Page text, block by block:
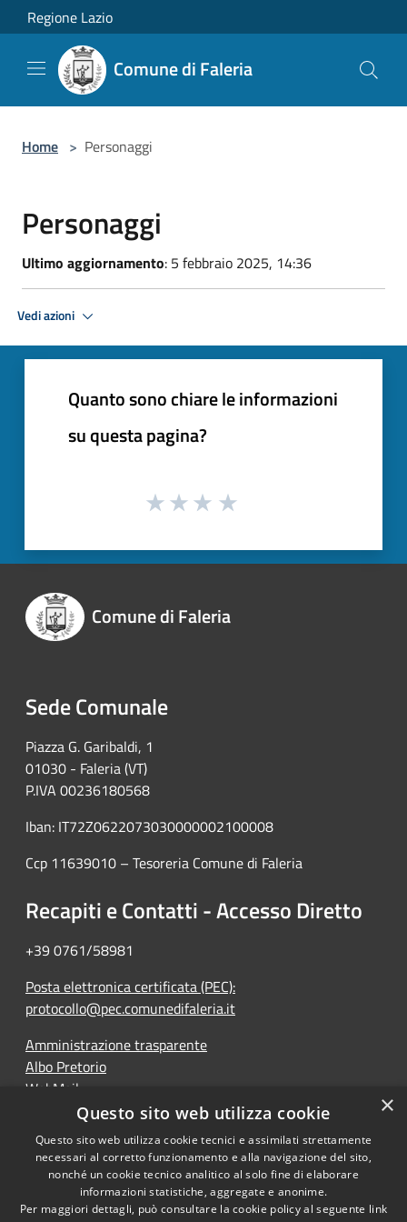
Salta al contenuto principale
Regione Lazio
Comune di Faleria
Home > Personaggi
Personaggi
Ultimo aggiornamento: 5 febbraio 2025, 14:36
Vedi azioni
Quanto sono chiare le informazioni
su questa pagina?
Comune di Faleria
Sede Comunale
Piazza G. Garibaldi, 1
01030 - Faleria (VT)
P.IVA 00236180568
Iban: IT72Z0622073030000002100008
Ccp 11639010 – Tesoreria Comune di Faleria
Recapiti e Contatti - Accesso Diretto
+39 0761/58981
Posta elettronica certificata (PEC):
protocollo@pec.comunedifaleria.it
Amministrazione trasparente
Albo Pretorio
WebMail
Dichiarazione di accessibilità
Copyright © 2026 • Comune di
×
Questo sito web utilizza cookie
Questo sito web utilizza cookie tecnici e assimilati strettamente
necessari al corretto funzionamento e alla navigazione del sito,
nonché un cookie tecnico analitico al solo fine di elaborare
informazioni statistiche, aggregate e anonime.
Per maggiori dettagli, può consultare la cookie policy al seguente link